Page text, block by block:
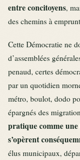
entre concitoyens,
des chemins à
Cette Démocratie ne
d’assemblées
penaud, certes
par un quotidien
métro, boulot, dodo
épargnés des
pratique comme
s’opèrent
élus municipaux,